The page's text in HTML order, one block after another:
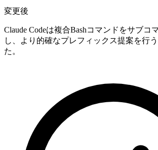
変更後
Claude Codeは複合Bashコマンドをサブコ
し、より的確なプレフィックス提案を行
た。